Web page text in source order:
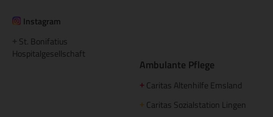
Instagram
St. Bonifatius
Hospitalgesellschaft
Ambulante Pflege
+ Caritas Altenhilfe Emsland
+ Caritas Sozialstation Lingen